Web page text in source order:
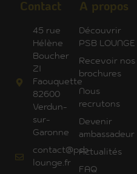
Contact
45 rue
Hélène
Boucher
ZI
Faouquette
82600
Verdun-
sur-
Garonne
contact@psb-
lounge.fr
A propos
Découvrir
PSB LOUNGE
Recevoir nos
brochures
Nous
recrutons
Devenir
ambassadeur
Actualités
FAQ